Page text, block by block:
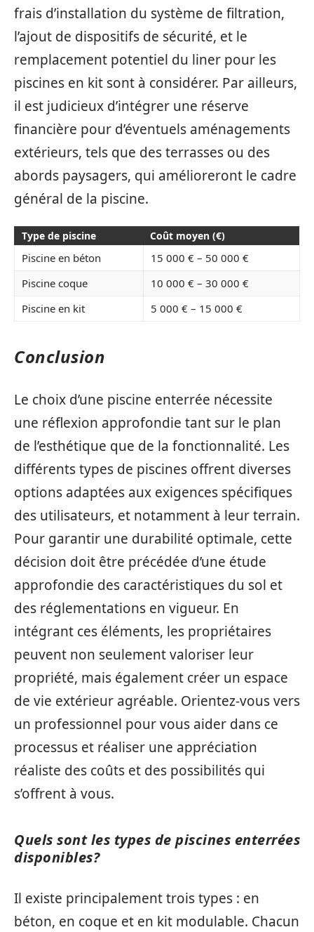
frais d’installation du système de filtration,
l’ajout de dispositifs de sécurité, et le
remplacement potentiel du liner pour les
piscines en kit sont à considérer. Par ailleurs,
il est judicieux d’intégrer une réserve
financière pour d’éventuels aménagements
extérieurs, tels que des terrasses ou des
abords paysagers, qui amélioreront le cadre
général de la piscine.
Type de piscine Coût moyen (€)
Piscine en béton
15 000 € – 50 000 €
Piscine coque
10 000 € – 30 000 €
Piscine en kit
5 000 € – 15 000 €
Conclusion
Le choix d’une piscine enterrée nécessite
une réflexion approfondie tant sur le plan
de l’esthétique que de la fonctionnalité. Les
différents types de piscines offrent diverses
options adaptées aux exigences spécifiques
des utilisateurs, et notamment à leur terrain.
Pour garantir une durabilité optimale, cette
décision doit être précédée d’une étude
approfondie des caractéristiques du sol et
des réglementations en vigueur. En
intégrant ces éléments, les propriétaires
peuvent non seulement valoriser leur
propriété, mais également créer un espace
de vie extérieur agréable. Orientez-vous vers
un professionnel pour vous aider dans ce
processus et réaliser une appréciation
réaliste des coûts et des possibilités qui
s’offrent à vous.
Quels sont les types de piscines enterrées
disponibles?
Il existe principalement trois types : en
béton, en coque et en kit modulable. Chacun